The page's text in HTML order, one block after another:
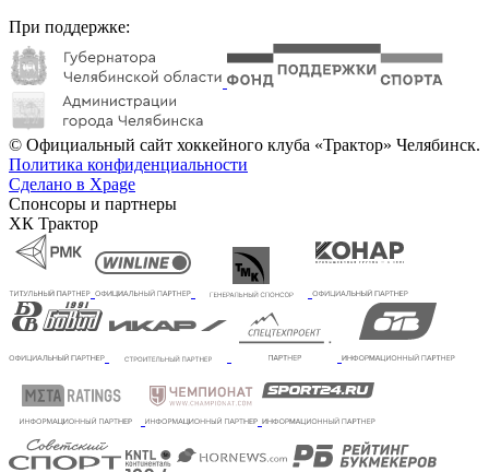
При поддержке:
© Официальный сайт хоккейного клуба «Трактор» Челябинск.
Политика конфиденциальности
Сделано в Xpage
Спонсоры и партнеры
ХК Трактор